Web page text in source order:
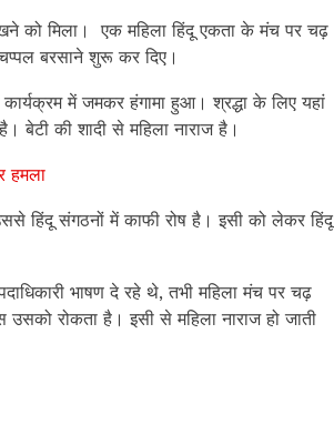
को मिला। एक महिला हिंदू एकता के मंच पर चढ़
बरसाने शुरू कर दिए।
में जमकर हंगामा हुआ। श्रद्धा के लिए यहां
बेटी की शादी से महिला नाराज है।
हमला
हिंदू संगठनों में काफी रोष है। इसी को लेकर हिंदू
भाषण दे रहे थे, तभी महिला मंच पर चढ़
रोकता है। इसी से महिला नाराज हो जाती